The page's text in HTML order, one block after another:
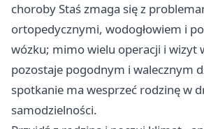
choroby Staś zmaga się z
ortopedycznymi, wodogłowiem i
wózku; mimo wielu operacji i wizyt
pozostaje pogodnym i walecznym
spotkanie ma wesprzeć rodzinę w
samodzielności.